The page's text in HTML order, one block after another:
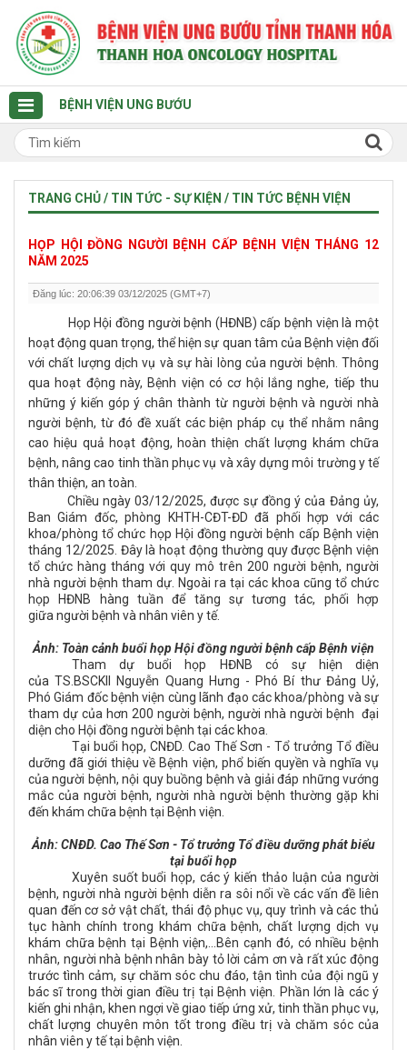
BỆNH VIỆN UNG BƯỚU
TRANG CHỦ / TIN TỨC - SỰ KIỆN / TIN TỨC BỆNH VIỆN
HỌP HỘI ĐỒNG NGƯỜI BỆNH CẤP BỆNH VIỆN THÁNG 12
NĂM 2025
Đăng lúc: 20:06:39 03/12/2025 (GMT+7)
Họp Hội đồng người bệnh (HĐNB) cấp bệnh viện là một
hoạt động quan trọng, thể hiện sự quan tâm của Bệnh viện đối
với chất lượng dịch vụ và sự hài lòng của người bệnh. Thông
qua hoạt động này, Bệnh viện có cơ hội lắng nghe, tiếp thu
những ý kiến góp ý chân thành từ người bệnh và người nhà
người bệnh, từ đó đề xuất các biện pháp cụ thể nhằm nâng
cao hiệu quả hoạt động, hoàn thiện chất lượng khám chữa
bệnh, nâng cao tinh thần phục vụ và xây dựng môi trường y tế
thân thiện, an toàn.
Chiều ngày 03/12/2025, được sự đồng ý của Đảng ủy,
Ban Giám đốc, phòng KHTH-CĐT-ĐD đã phối hợp với các
khoa/phòng tổ chức họp Hội đồng người bệnh cấp Bệnh viện
tháng 12/2025. Đây là hoạt động thường quy được Bệnh viện
tổ chức hàng tháng với quy mô trên 200 người bệnh, người
nhà người bệnh tham dự. Ngoài ra tại các khoa cũng tổ chức
họp HĐNB hàng tuần để tăng sự tương tác, phối hợp
giữa người bệnh và nhân viên y tế.
Ảnh: Toàn cảnh buổi họp Hội đồng người bệnh cấp Bệnh viện
Tham dự buổi họp HĐNB có sự hiện diện
của TS.BSCKII Nguyễn Quang Hưng - Phó Bí thư Đảng Uỷ,
Phó Giám đốc bệnh viện cùng lãnh đạo các khoa/phòng và sự
tham dự của hơn 200 người bệnh, người nhà người bệnh đại
diện cho Hội đồng người bệnh tại các khoa.
Tại buổi họp, CNĐD. Cao Thế Sơn - Tổ trưởng Tổ điều
dưỡng đã giới thiệu về Bệnh viện, phổ biến quyền và nghĩa vụ
của người bệnh, nội quy buồng bệnh và giải đáp những vướng
mắc của người bệnh, người nhà người bệnh thường gặp khi
đến khám chữa bệnh tại Bệnh viện.
Ảnh: CNĐD. Cao Thế Sơn - Tổ trưởng Tổ điều dưỡng phát biểu
tại buổi họp
Xuyên suốt buổi họp, các ý kiến thảo luận của người
bệnh, người nhà người bệnh diễn ra sôi nổi về các vấn đề liên
quan đến cơ sở vật chất, thái độ phục vụ, quy trình và các thủ
tục hành chính trong khám chữa bệnh, chất lượng dịch vụ
khám chữa bệnh tại Bệnh viện,...Bên cạnh đó, có nhiều bệnh
nhân, người nhà bệnh nhân bày tỏ lời cảm ơn và rất xúc động
trước tình cảm, sự chăm sóc chu đáo, tận tình của đội ngũ y
bác sĩ trong thời gian điều trị tại Bệnh viện. Phần lớn là các ý
kiến ghi nhận, khen ngợi về giao tiếp ứng xử, tinh thần phục vụ,
chất lượng chuyên môn tốt trong điều trị và chăm sóc của
nhân viên y tế tại bệnh viện.